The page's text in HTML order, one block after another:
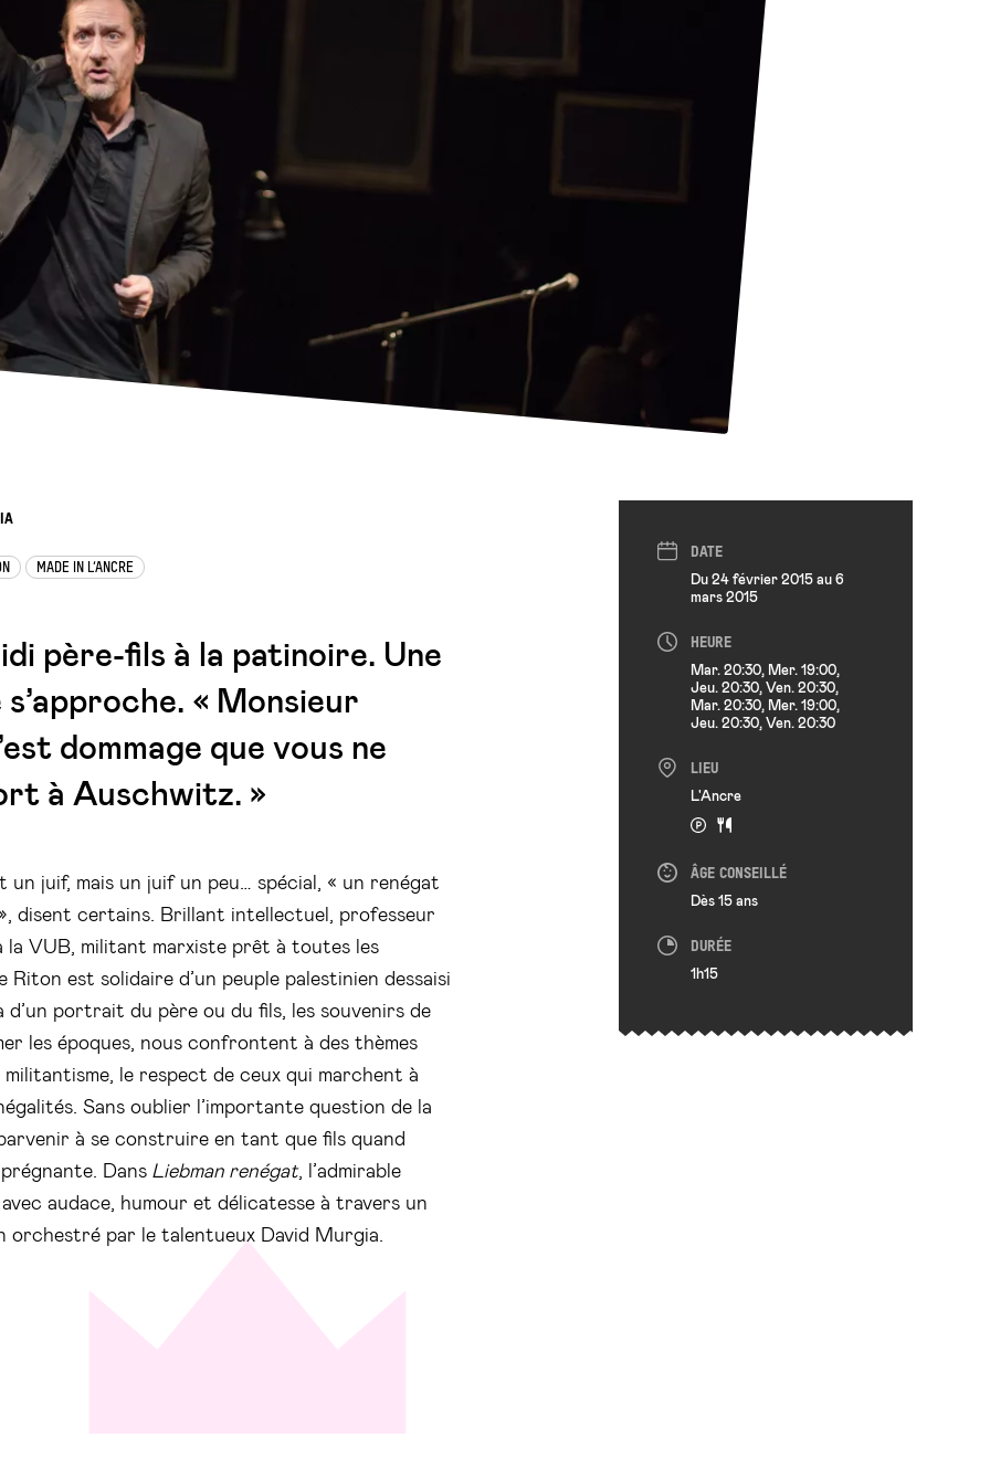
DATE
Du 24 février 2015 au 6
mars 2015
HEURE
Mar. 20:30, Mer. 19:00,
Jeu. 20:30, Ven. 20:30,
Mar. 20:30, Mer. 19:00,
Jeu. 20:30, Ven. 20:30
LIEU
L'Ancre
ÂGE CONSEILLÉ
Dès 15 ans
DURÉE
1h15
MADE IN L’ANCRE
père-fils à la patinoire. Une
« Monsieur
dommage que vous ne
à Auschwitz. »
un juif, mais un juif un peu… spécial, « un renégat
disent certains. Brillant intellectuel, professeur
la VUB, militant marxiste prêt à toutes les
Riton est solidaire d’un peuple palestinien dessaisi
d’un portrait du père ou du fils, les souvenirs de
les époques, nous confrontent à des thèmes
militantisme, le respect de ceux qui marchent à
Sans oublier l’importante question de la
à se construire en tant que fils quand
Dans Liebman renégat, l’admirable
audace, humour et délicatesse à travers un
orchestré par le talentueux David Murgia.